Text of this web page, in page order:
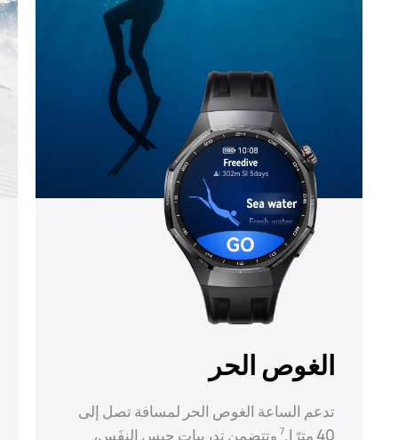
الغوص الحر
تدعم الساعة الغوص الحر لمسافة تصل إلى
40 مترًا.
7وتتضمن تدريبات حبس النفَس،